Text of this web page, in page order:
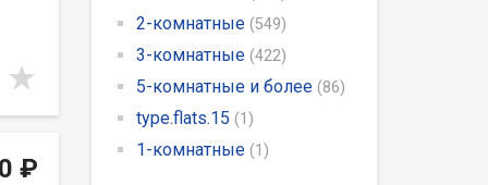
₽
2-комнатные (549)
3-комнатные (422)
5-комнатные и более (86)
type.flats.15 (1)
1-комнатные (1)